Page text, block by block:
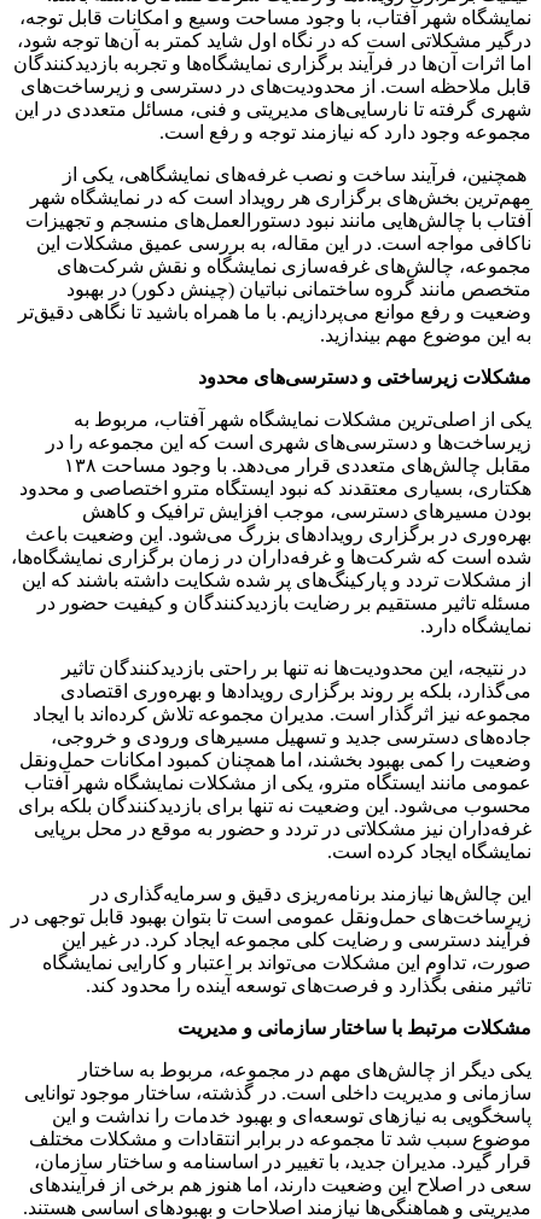
نمایشگاه شهر آفتاب، با وجود مساحت وسیع و امکانات قابل توجه،
درگیر مشکلاتی است که در نگاه اول شاید کمتر به آن‌ها توجه شود،
اما اثرات آن‌ها در فرآیند برگزاری نمایشگاه‌ها و تجربه بازدیدکنندگان
قابل ملاحظه است. از محدودیت‌های در دسترسی و زیرساخت‌های
شهری گرفته تا نارسایی‌های مدیریتی و فنی، مسائل متعددی در این
مجموعه وجود دارد که نیازمند توجه و رفع است.
همچنین، فرآیند ساخت و نصب غرفه‌های نمایشگاهی، یکی از
مهم‌ترین بخش‌های برگزاری هر رویداد است که در نمایشگاه شهر
آفتاب با چالش‌هایی مانند نبود دستورالعمل‌های منسجم و تجهیزات
ناکافی مواجه است. در این مقاله، به بررسی عمیق مشکلات این
مجموعه، چالش‌های غرفه‌سازی نمایشگاه و نقش شرکت‌های
متخصص مانند گروه ساختمانی نباتیان (چینش دکور) در بهبود
وضعیت و رفع موانع می‌پردازیم. با ما همراه باشید تا نگاهی دقیق‌تر
به این موضوع مهم بیندازید.
مشکلات زیرساختی و دسترسی‌های محدود
یکی از اصلی‌ترین مشکلات نمایشگاه شهر آفتاب، مربوط به
زیرساخت‌ها و دسترسی‌های شهری است که این مجموعه را در
مقابل چالش‌های متعددی قرار می‌دهد. با وجود مساحت ۱۳۸
هکتاری، بسیاری معتقدند که نبود ایستگاه مترو اختصاصی و محدود
بودن مسیرهای دسترسی، موجب افزایش ترافیک و کاهش
بهره‌وری در برگزاری رویدادهای بزرگ می‌شود. این وضعیت باعث
شده است که شرکت‌ها و غرفه‌داران در زمان برگزاری نمایشگاه‌ها،
از مشکلات تردد و پارکینگ‌های پر شده شکایت داشته باشند که این
مسئله تاثیر مستقیم بر رضایت بازدیدکنندگان و کیفیت حضور در
نمایشگاه دارد.
در نتیجه، این محدودیت‌ها نه تنها بر راحتی بازدیدکنندگان تاثیر
می‌گذارد، بلکه بر روند برگزاری رویدادها و بهره‌وری اقتصادی
مجموعه نیز اثرگذار است. مدیران مجموعه تلاش کرده‌اند با ایجاد
جاده‌های دسترسی جدید و تسهیل مسیرهای ورودی و خروجی،
وضعیت را کمی بهبود بخشند، اما همچنان کمبود امکانات حمل‌ونقل
عمومی مانند ایستگاه مترو، یکی از مشکلات نمایشگاه شهر آفتاب
محسوب می‌شود. این وضعیت نه تنها برای بازدیدکنندگان بلکه برای
غرفه‌داران نیز مشکلاتی در تردد و حضور به موقع در محل برپایی
نمایشگاه ایجاد کرده است.
این چالش‌ها نیازمند برنامه‌ریزی دقیق و سرمایه‌گذاری در
زیرساخت‌های حمل‌ونقل عمومی است تا بتوان بهبود قابل توجهی در
فرآیند دسترسی و رضایت کلی مجموعه ایجاد کرد. در غیر این
صورت، تداوم این مشکلات می‌تواند بر اعتبار و کارایی نمایشگاه
تاثیر منفی بگذارد و فرصت‌های توسعه آینده را محدود کند.
مشکلات مرتبط با ساختار سازمانی و مدیریت
یکی دیگر از چالش‌های مهم در مجموعه، مربوط به ساختار
سازمانی و مدیریت داخلی است. در گذشته، ساختار موجود توانایی
پاسخگویی به نیازهای توسعه‌ای و بهبود خدمات را نداشت و این
موضوع سبب شد تا مجموعه در برابر انتقادات و مشکلات مختلف
قرار گیرد. مدیران جدید، با تغییر در اساسنامه و ساختار سازمان،
سعی در اصلاح این وضعیت دارند، اما هنوز هم برخی از فرآیندهای
مدیریتی و هماهنگی‌ها نیازمند اصلاحات و بهبودهای اساسی هستند.